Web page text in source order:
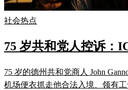
社会热点
75 岁共和党人控诉：
75 岁的德州共和党商人 John
机场便衣抓走他合法入境、领有工